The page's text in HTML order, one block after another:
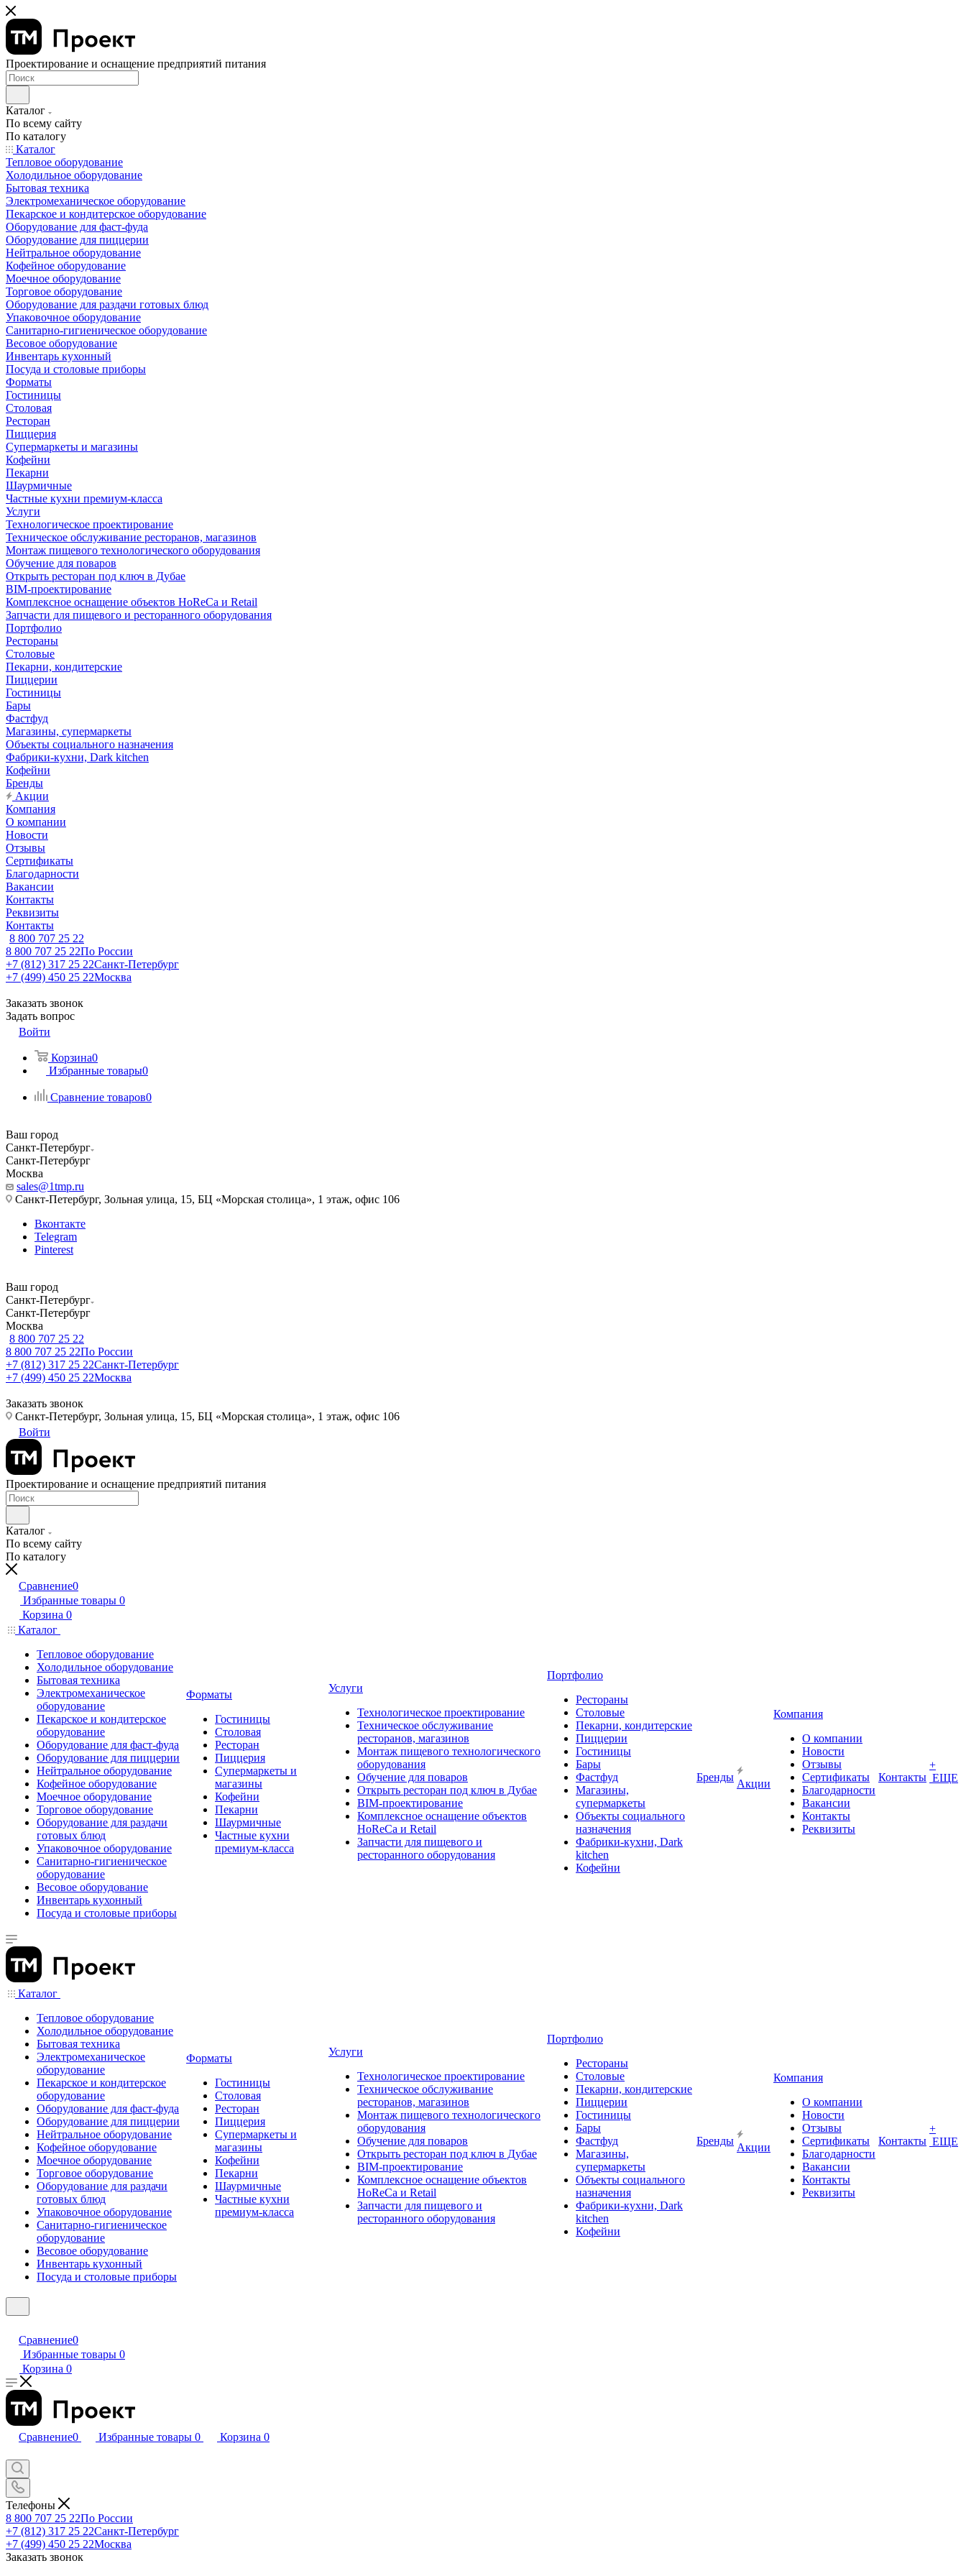
Проектирование и оснащение предприятий питания
Каталог
По всему сайту
По каталогу
Каталог
Тепловое оборудование
Холодильное оборудование
Бытовая техника
Электромеханическое оборудование
Пекарское и кондитерское оборудование
Оборудование для фаст-фуда
Оборудование для пиццерии
Нейтральное оборудование
Кофейное оборудование
Моечное оборудование
Торговое оборудование
Оборудование для раздачи готовых блюд
Упаковочное оборудование
Санитарно-гигиеническое оборудование
Весовое оборудование
Инвентарь кухонный
Посуда и столовые приборы
Форматы
Гостиницы
Столовая
Ресторан
Пиццерия
Супермаркеты и магазины
Кофейни
Пекарни
Шаурмичные
Частные кухни премиум-класса
Услуги
Технологическое проектирование
Техническое обслуживание ресторанов, магазинов
Монтаж пищевого технологического оборудования
Обучение для поваров
Открыть ресторан под ключ в Дубае
BIM-проектирование
Комплексное оснащение объектов HoReCa и Retail
Запчасти для пищевого и ресторанного оборудования
Портфолио
Рестораны
Столовые
Пекарни, кондитерские
Пиццерии
Гостиницы
Бары
Фастфуд
Магазины, супермаркеты
Объекты социального назначения
Фабрики-кухни, Dark kitchen
Кофейни
Бренды
Акции
Компания
О компании
Новости
Отзывы
Сертификаты
Благодарности
Вакансии
Контакты
Реквизиты
Контакты
8 800 707 25 22
8 800 707 25 22По России
+7 (812) 317 25 22Санкт-Петербург
+7 (499) 450 25 22Москва
Заказать звонок
Задать вопрос
Войти
Корзина0
Избранные товары0
Сравнение товаров0
Ваш город
Санкт-Петербург
Санкт-Петербург
Москва
sales@1tmp.ru
Санкт-Петербург, Зольная улица, 15, БЦ «Морская столица», 1 этаж, офис 106
Вконтакте
Telegram
Pinterest
Ваш город
Санкт-Петербург
Санкт-Петербург
Москва
8 800 707 25 22
8 800 707 25 22По России
+7 (812) 317 25 22Санкт-Петербург
+7 (499) 450 25 22Москва
Заказать звонок
Санкт-Петербург, Зольная улица, 15, БЦ «Морская столица», 1 этаж, офис 106
Войти
Проектирование и оснащение предприятий питания
Каталог
По всему сайту
По каталогу
Сравнение0
Избранные товары 0
Корзина 0
Каталог
Тепловое оборудование
Холодильное оборудование
Бытовая техника
Электромеханическое
оборудование
Пекарское и кондитерское
оборудование
Оборудование для фаст-фуда
Оборудование для пиццерии
Нейтральное оборудование
Кофейное оборудование
Моечное оборудование
Торговое оборудование
Оборудование для раздачи
готовых блюд
Упаковочное оборудование
Санитарно-гигиеническое
оборудование
Весовое оборудование
Инвентарь кухонный
Посуда и столовые приборы
Форматы
Гостиницы
Столовая
Ресторан
Пиццерия
Супермаркеты и
магазины
Кофейни
Пекарни
Шаурмичные
Частные кухни
премиум-класса
Услуги
Технологическое проектирование
Техническое обслуживание
ресторанов, магазинов
Монтаж пищевого технологического
оборудования
Обучение для поваров
Открыть ресторан под ключ в Дубае
BIM-проектирование
Комплексное оснащение объектов
HoReCa и Retail
Запчасти для пищевого и
ресторанного оборудования
Портфолио
Рестораны
Столовые
Пекарни, кондитерские
Пиццерии
Гостиницы
Бары
Фастфуд
Магазины,
супермаркеты
Объекты социального
назначения
Фабрики-кухни, Dark
kitchen
Кофейни
Бренды
Акции
Компания
О компании
Новости
Отзывы
Сертификаты
Благодарности
Вакансии
Контакты
Реквизиты
Контакты
+
ЕЩЕ
Каталог
Тепловое оборудование
Холодильное оборудование
Бытовая техника
Электромеханическое
оборудование
Пекарское и кондитерское
оборудование
Оборудование для фаст-фуда
Оборудование для пиццерии
Нейтральное оборудование
Кофейное оборудование
Моечное оборудование
Торговое оборудование
Оборудование для раздачи
готовых блюд
Упаковочное оборудование
Санитарно-гигиеническое
оборудование
Весовое оборудование
Инвентарь кухонный
Посуда и столовые приборы
Форматы
Гостиницы
Столовая
Ресторан
Пиццерия
Супермаркеты и
магазины
Кофейни
Пекарни
Шаурмичные
Частные кухни
премиум-класса
Услуги
Технологическое проектирование
Техническое обслуживание
ресторанов, магазинов
Монтаж пищевого технологического
оборудования
Обучение для поваров
Открыть ресторан под ключ в Дубае
BIM-проектирование
Комплексное оснащение объектов
HoReCa и Retail
Запчасти для пищевого и
ресторанного оборудования
Портфолио
Рестораны
Столовые
Пекарни, кондитерские
Пиццерии
Гостиницы
Бары
Фастфуд
Магазины,
супермаркеты
Объекты социального
назначения
Фабрики-кухни, Dark
kitchen
Кофейни
Бренды
Акции
Компания
О компании
Новости
Отзывы
Сертификаты
Благодарности
Вакансии
Контакты
Реквизиты
Контакты
+
ЕЩЕ
Сравнение0
Избранные товары 0
Корзина 0
Сравнение0 Избранные товары 0 Корзина 0
Телефоны
8 800 707 25 22По России
+7 (812) 317 25 22Санкт-Петербург
+7 (499) 450 25 22Москва
Заказать звонок